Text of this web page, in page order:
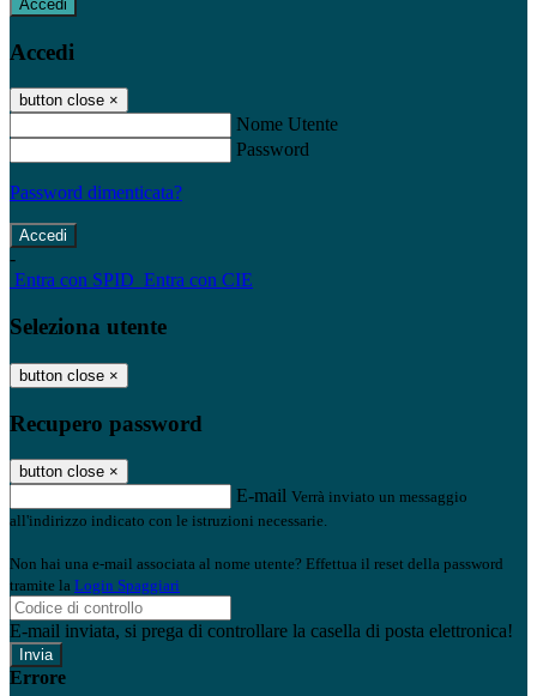
Accedi
Accedi
button close ×
Nome Utente
Password
Password dimenticata?
-
Entra con SPID Entra con CIE
Seleziona utente
button close ×
Recupero password
button close ×
E-mail Verrà inviato un messaggio
all'indirizzo indicato con le istruzioni necessarie.
Non hai una e-mail associata al nome utente? Effettua il reset della password
tramite la Login Spaggiari
E-mail inviata, si prega di controllare la casella di posta elettronica!
Errore